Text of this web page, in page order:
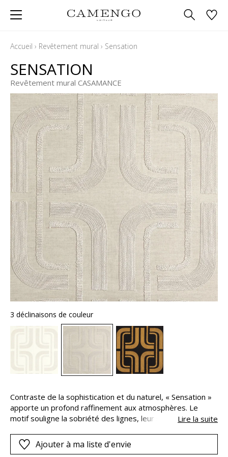
Accueil › Revêtement mural › Sensation
SENSATION
Revêtement mural CASAMANCE
3 déclinaisons de couleur
Contraste de la sophistication et du naturel, « Sensation »
apporte un profond raffinement aux atmosphères. Le
motif souligne la sobriété des lignes, leur symétrie
obtenues par une cordelette nacrée, brodée sur une base
de lin et de coton. Avec leurs angles arrondis, elles sont
Lire la suite
Ajouter à ma liste d'envie